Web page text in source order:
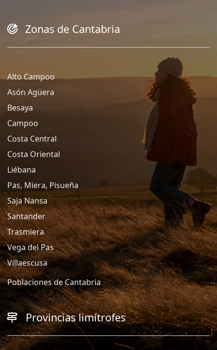
Zonas de Cantabria
Alto Campoo
Asón Agüera
Besaya
Campoo
Costa Central
Costa Oriental
Liébana
Pas, Miera, Pisueña
Saja Nansa
Santander
Trasmiera
Vega del Pas
Villaescusa
Poblaciones de Cantabria
Provincias limítrofes